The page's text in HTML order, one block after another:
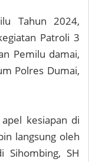
Tahun 2024,
Patroli 3
Pemilu damai,
Polres Dumai,
kesiapan di
langsung oleh
Sihombing, SH